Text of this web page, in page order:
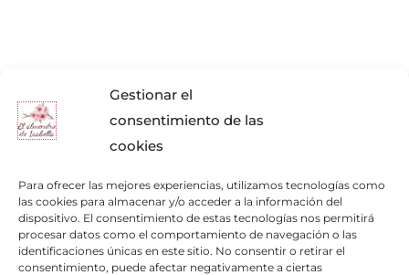
Gestionar el
consentimiento de las
cookies
Para ofrecer las mejores experiencias, utilizamos tecnologías como
las cookies para almacenar y/o acceder a la información del
dispositivo. El consentimiento de estas tecnologías nos permitirá
procesar datos como el comportamiento de navegación o las
identificaciones únicas en este sitio. No consentir o retirar el
consentimiento, puede afectar negativamente a ciertas